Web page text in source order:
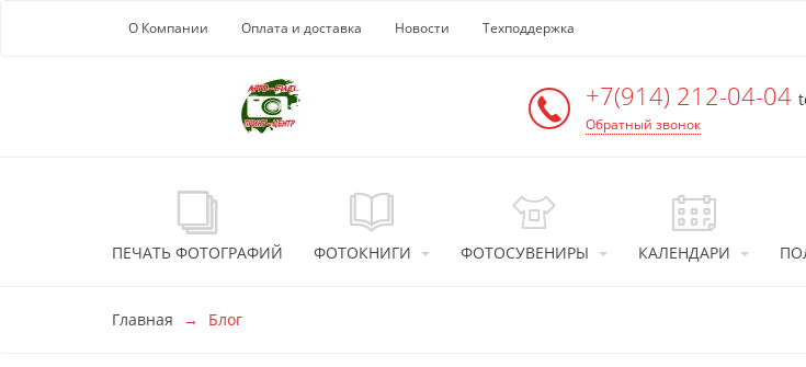
Перейти к основной информации
О Компании Оплата и доставка Новости Техподдержка
+7(914) 212-04-04
Обратный звонок
ПЕЧАТЬ ФОТОГРАФИЙ ФОТОКНИГИ ФОТОСУВЕНИРЫ КАЛЕНДАРИ
Главная Блог